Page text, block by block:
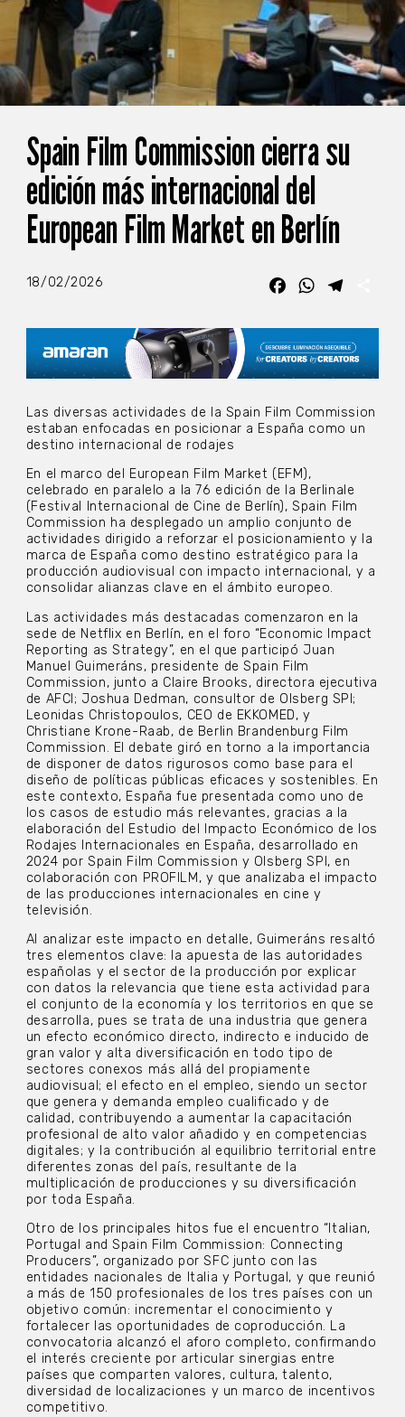
Spain Film Commission cierra su
edición más internacional del
European Film Market en Berlín
18/02/2026 FacebookWhatsApp
Las diversas actividades de la Spain Film Commission
estaban enfocadas en posicionar a España como un
destino internacional de rodajes
En el marco del European Film Market (EFM),
celebrado en paralelo a la 76 edición de la Berlinale
(Festival Internacional de Cine de Berlín), Spain Film
Commission ha desplegado un amplio conjunto de
actividades dirigido a reforzar el posicionamiento y la
marca de España como destino estratégico para la
producción audiovisual con impacto internacional, y a
consolidar alianzas clave en el ámbito europeo.
Las actividades más destacadas comenzaron en la
sede de Netflix en Berlín, en el foro “Economic Impact
Reporting as Strategy”, en el que participó Juan
Manuel Guimeráns, presidente de Spain Film
Commission, junto a Claire Brooks, directora ejecutiva
de AFCI; Joshua Dedman, consultor de Olsberg SPI;
Leonidas Christopoulos, CEO de EKKOMED, y
Christiane Krone-Raab, de Berlin Brandenburg Film
Commission. El debate giró en torno a la importancia
de disponer de datos rigurosos como base para el
diseño de políticas públicas eficaces y sostenibles. En
este contexto, España fue presentada como uno de
los casos de estudio más relevantes, gracias a la
elaboración del Estudio del Impacto Económico de los
Rodajes Internacionales en España, desarrollado en
2024 por Spain Film Commission y Olsberg SPI, en
colaboración con PROFILM, y que analizaba el impacto
de las producciones internacionales en cine y
televisión.
Al analizar este impacto en detalle, Guimeráns resaltó
tres elementos clave: la apuesta de las autoridades
españolas y el sector de la producción por explicar
con datos la relevancia que tiene esta actividad para
el conjunto de la economía y los territorios en que se
desarrolla, pues se trata de una industria que genera
un efecto económico directo, indirecto e inducido de
gran valor y alta diversificación en todo tipo de
sectores conexos más allá del propiamente
audiovisual; el efecto en el empleo, siendo un sector
que genera y demanda empleo cualificado y de
calidad, contribuyendo a aumentar la capacitación
profesional de alto valor añadido y en competencias
digitales; y la contribución al equilibrio territorial entre
diferentes zonas del país, resultante de la
multiplicación de producciones y su diversificación
por toda España.
Otro de los principales hitos fue el encuentro “Italian,
Portugal and Spain Film Commission: Connecting
Producers”, organizado por SFC junto con las
entidades nacionales de Italia y Portugal, y que reunió
a más de 150 profesionales de los tres países con un
objetivo común: incrementar el conocimiento y
fortalecer las oportunidades de coproducción. La
convocatoria alcanzó el aforo completo, confirmando
el interés creciente por articular sinergias entre
países que comparten valores, cultura, talento,
diversidad de localizaciones y un marco de incentivos
competitivo.